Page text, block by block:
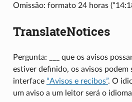
Omissão: formato 24 horas
TranslateNotices
Pergunta: ___ que os avisos
estiver definido, os avisos podem
interface “Avisos e recibos”. O
um aviso a um leitor será o